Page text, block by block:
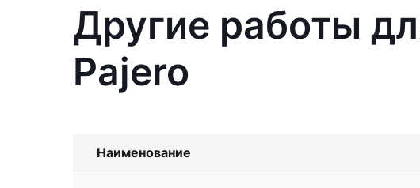
Другие работы
Pajero
Наименование